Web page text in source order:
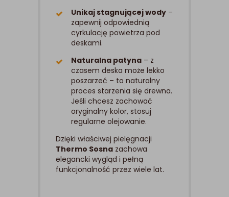
Unikaj stagnującej wody –
zapewnij odpowiednią
cyrkulację powietrza pod
deskami.
Naturalna patyna – z
czasem deska może lekko
poszarzeć – to naturalny
proces starzenia się drewna.
Jeśli chcesz zachować
oryginalny kolor, stosuj
regularne olejowanie.
Dzięki właściwej pielęgnacji
Thermo Sosna zachowa
elegancki wygląd i pełną
funkcjonalność przez wiele lat.